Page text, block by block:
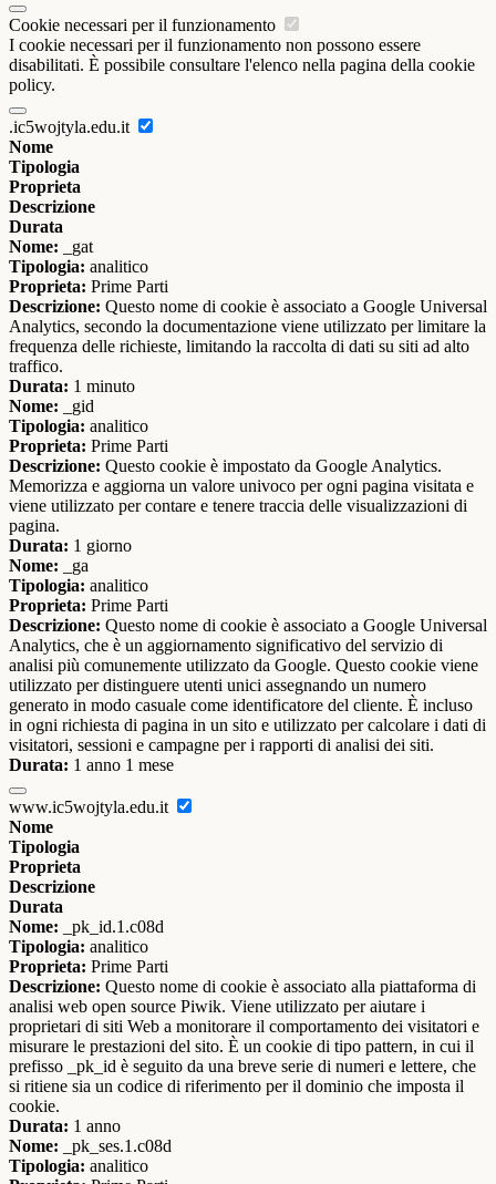
Cookie necessari per il funzionamento
I cookie necessari per il funzionamento non possono essere
disabilitati. È possibile consultare l'elenco nella pagina della cookie
policy.
.ic5wojtyla.edu.it
Nome
Tipologia
Proprieta
Descrizione
Durata
Nome: _gat
Tipologia: analitico
Proprieta: Prime Parti
Descrizione: Questo nome di cookie è associato a Google Universal
Analytics, secondo la documentazione viene utilizzato per limitare la
frequenza delle richieste, limitando la raccolta di dati su siti ad alto
traffico.
Durata: 1 minuto
Nome: _gid
Tipologia: analitico
Proprieta: Prime Parti
Descrizione: Questo cookie è impostato da Google Analytics.
Memorizza e aggiorna un valore univoco per ogni pagina visitata e
viene utilizzato per contare e tenere traccia delle visualizzazioni di
pagina.
Durata: 1 giorno
Nome: _ga
Tipologia: analitico
Proprieta: Prime Parti
Descrizione: Questo nome di cookie è associato a Google Universal
Analytics, che è un aggiornamento significativo del servizio di
analisi più comunemente utilizzato da Google. Questo cookie viene
utilizzato per distinguere utenti unici assegnando un numero
generato in modo casuale come identificatore del cliente. È incluso
in ogni richiesta di pagina in un sito e utilizzato per calcolare i dati di
visitatori, sessioni e campagne per i rapporti di analisi dei siti.
Durata: 1 anno 1 mese
www.ic5wojtyla.edu.it
Nome
Tipologia
Proprieta
Descrizione
Durata
Nome: _pk_id.1.c08d
Tipologia: analitico
Proprieta: Prime Parti
Descrizione: Questo nome di cookie è associato alla piattaforma di
analisi web open source Piwik. Viene utilizzato per aiutare i
proprietari di siti Web a monitorare il comportamento dei visitatori e
misurare le prestazioni del sito. È un cookie di tipo pattern, in cui il
prefisso _pk_id è seguito da una breve serie di numeri e lettere, che
si ritiene sia un codice di riferimento per il dominio che imposta il
cookie.
Durata: 1 anno
Nome: _pk_ses.1.c08d
Tipologia: analitico